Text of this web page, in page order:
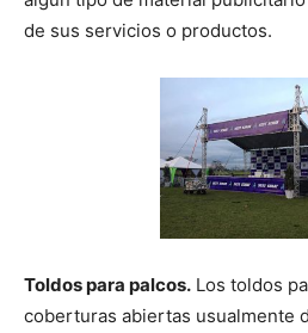
de sus servicios o productos.
Toldos para palcos. Los toldos
coberturas abiertas usualmente